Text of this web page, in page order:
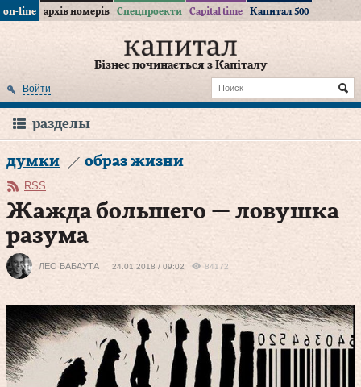
on-line архів номерів Спецпроекти Capital time Капитал 500
Бізнес починається з Капіталу
Войти
разделы
думки образ жизни
RSS
Жажда большего — ловушка
разума
ЛЕО БАБАУТА 24.01.2018 / 09:02 84172